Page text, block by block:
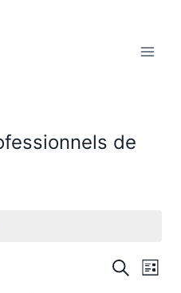
de
Recherche
Liste